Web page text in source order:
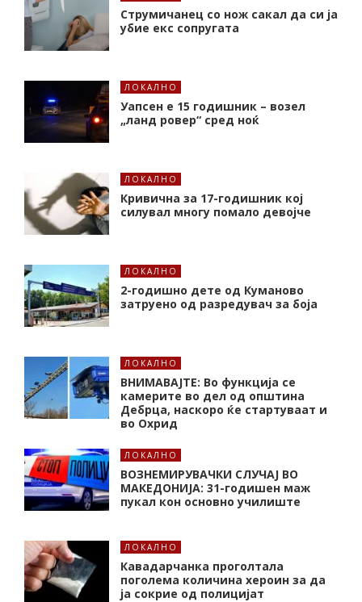
Струмичанец со нож сакал да си ја
убие екс сопругата
ЛОКАЛНО
Уапсен е 15 годишник – возел
„ланд ровер“ сред ноќ
ЛОКАЛНО
Кривична за 17-годишник кој
силувал многу помало девојче
ЛОКАЛНО
2-годишно дете од Куманово
затруено од разредувач за боја
ЛОКАЛНО
ВНИМАВАЈТЕ: Во функција се
камерите во дел од општина
Дебрца, наскоро ќе стартуваат и
во Охрид
ЛОКАЛНО
ВОЗНЕМИРУВАЧКИ СЛУЧАЈ ВО
МАКЕДОНИЈА: 31-годишен маж
пукал кон основнo училиште
ЛОКАЛНО
Кавадарчанка проголтала
поголема количина хероин за да
ја сокрие од полицијат